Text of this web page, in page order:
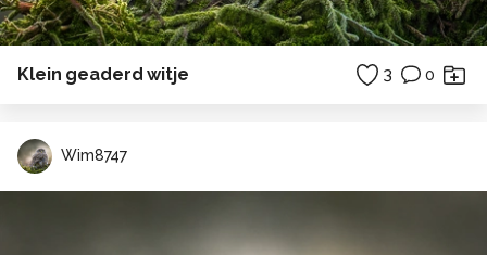
Klein geaderd witje 3 0
Wim8747